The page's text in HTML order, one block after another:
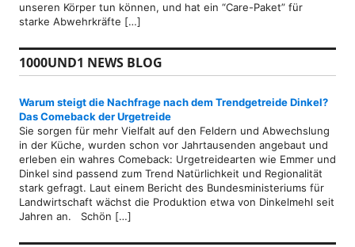
unseren Körper tun können, und hat ein “Care-Paket” für
starke Abwehrkräfte […]
1000UND1 NEWS BLOG
Warum steigt die Nachfrage nach dem Trendgetreide Dinkel?
Das Comeback der Urgetreide
Sie sorgen für mehr Vielfalt auf den Feldern und Abwechslung
in der Küche, wurden schon vor Jahrtausenden angebaut und
erleben ein wahres Comeback: Urgetreidearten wie Emmer und
Dinkel sind passend zum Trend Natürlichkeit und Regionalität
stark gefragt. Laut einem Bericht des Bundesministeriums für
Landwirtschaft wächst die Produktion etwa von Dinkelmehl seit
Jahren an. Schön […]